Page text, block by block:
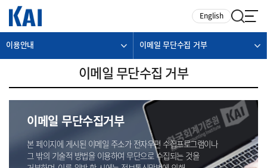
English
이용안내 이메일 무단수집 거부
이메일 무단수집 거부
이메일 무단수집거부
본 페이지에 게시된 이메일 주소가 전자우편 수집프로그램이나
그 밖의 기술적 방법을 이용하여 무단으로 수집되는 것을